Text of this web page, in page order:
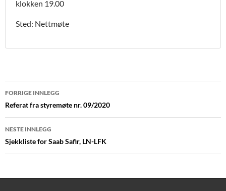
klokken 19.00
Sted: Nettmøte
Innleggsnavigasjon
FORRIGE INNLEGG
Referat fra styremøte nr. 09/2020
NESTE INNLEGG
Sjekkliste for Saab Safir, LN-LFK